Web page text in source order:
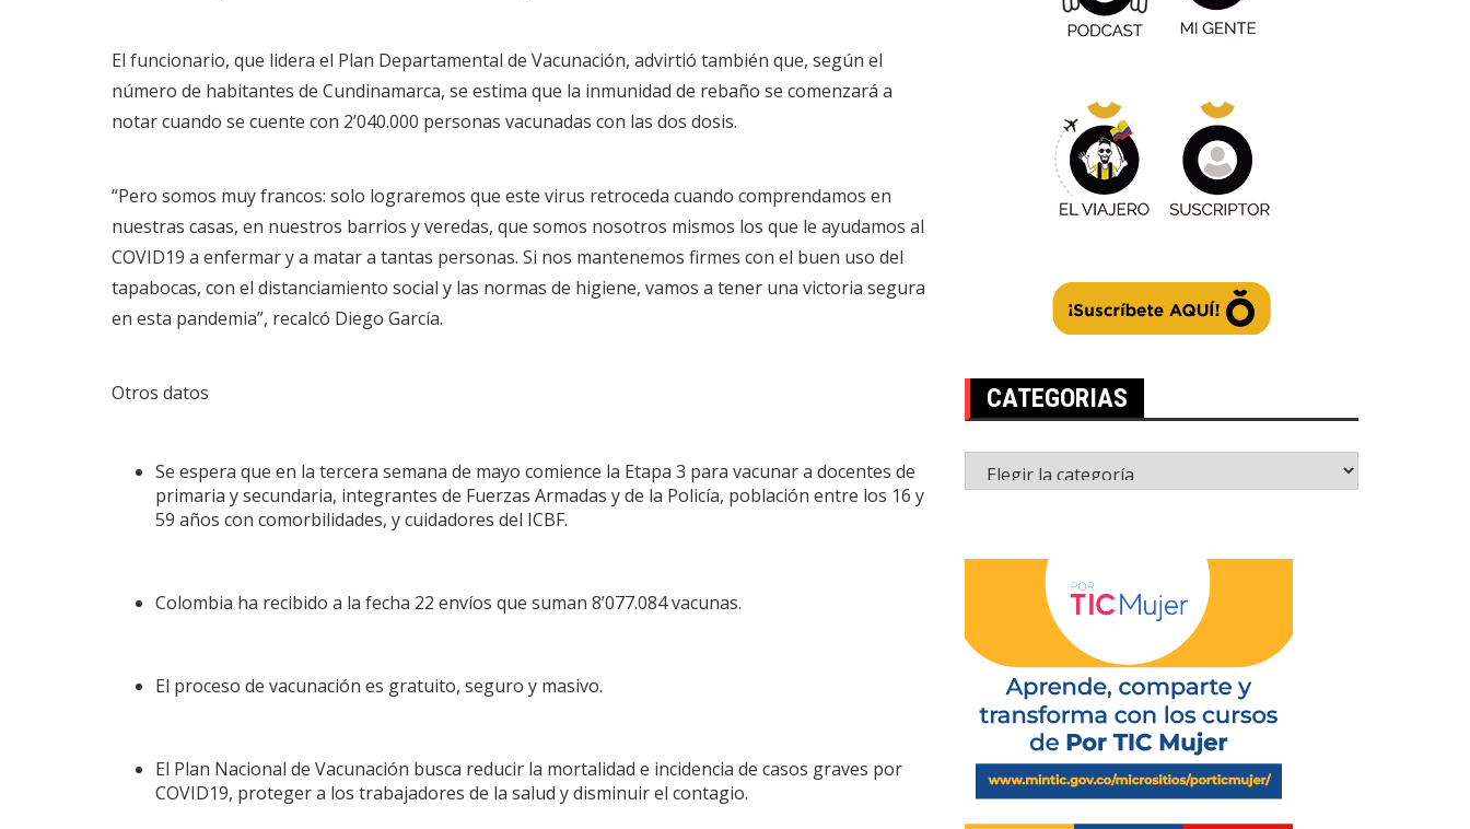
El funcionario, que lidera el Plan Departamental de Vacunación, advirtió también que, según el
número de habitantes de Cundinamarca, se estima que la inmunidad de rebaño se comenzará a
notar cuando se cuente con 2’040.000 personas vacunadas con las dos dosis.
“Pero somos muy francos: solo lograremos que este virus retroceda cuando comprendamos en
nuestras casas, en nuestros barrios y veredas, que somos nosotros mismos los que le ayudamos al
COVID19 a enfermar y a matar a tantas personas. Si nos mantenemos firmes con el buen uso del
tapabocas, con el distanciamiento social y las normas de higiene, vamos a tener una victoria segura
en esta pandemia”, recalcó Diego García.
Otros datos
Se espera que en la tercera semana de mayo comience la Etapa 3 para vacunar a docentes de
primaria y secundaria, integrantes de Fuerzas Armadas y de la Policía, población entre los 16 y
59 años con comorbilidades, y cuidadores del ICBF.
Colombia ha recibido a la fecha 22 envíos que suman 8’077.084 vacunas.
El proceso de vacunación es gratuito, seguro y masivo.
El Plan Nacional de Vacunación busca reducir la mortalidad e incidencia de casos graves por
COVID19, proteger a los trabajadores de la salud y disminuir el contagio.
CATEGORIAS